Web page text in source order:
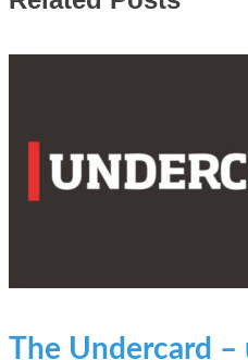
The Undercard –